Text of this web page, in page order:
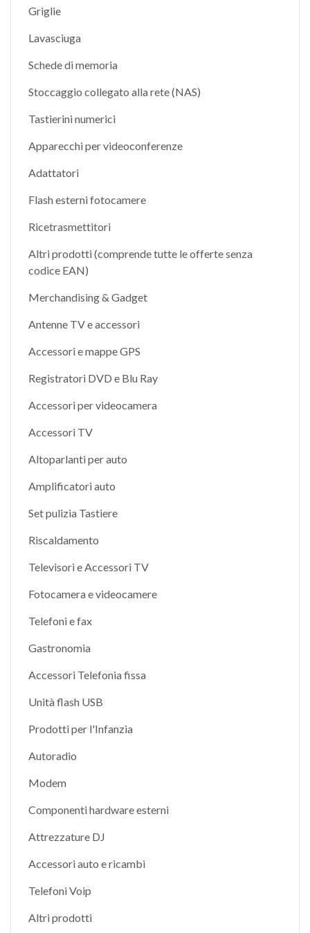
Griglie
Lavasciuga
Schede di memoria
Stoccaggio collegato alla rete (NAS)
Tastierini numerici
Apparecchi per videoconferenze
Adattatori
Flash esterni fotocamere
Ricetrasmettitori
Altri prodotti (comprende tutte le offerte senza
codice EAN)
Merchandising & Gadget
Antenne TV e accessori
Accessori e mappe GPS
Registratori DVD e Blu Ray
Accessori per videocamera
Accessori TV
Altoparlanti per auto
Amplificatori auto
Set pulizia Tastiere
Riscaldamento
Televisori e Accessori TV
Fotocamera e videocamere
Telefoni e fax
Gastronomia
Accessori Telefonia fissa
Unità flash USB
Prodotti per l'Infanzia
Autoradio
Modem
Componenti hardware esterni
Attrezzature DJ
Accessori auto e ricambi
Telefoni Voip
Altri prodotti